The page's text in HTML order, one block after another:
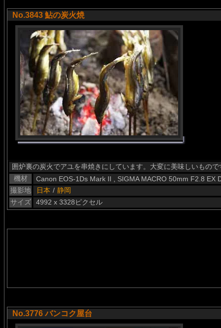
No.3843 鮎の炭火焼
囲炉裏の炭火でアユを串焼きにしています。大変に美味しいもので
機材
Canon EOS-1Ds Mark II , SIGMA MACRO 50mm F2.8 EX
撮影地
日本 / 静岡
サイズ
4992 x 3328ピクセル
No.3776 バンコク屋台